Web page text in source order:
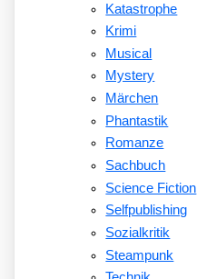
Katastrophe
Krimi
Musical
Mystery
Märchen
Phantastik
Romanze
Sachbuch
Science Fiction
Selfpublishing
Sozialkritik
Steampunk